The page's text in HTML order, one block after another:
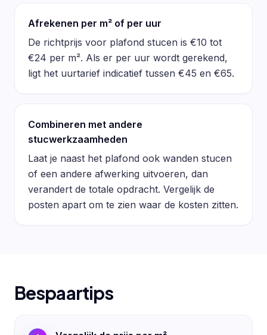
Afrekenen per m² of per uur
De richtprijs voor plafond stucen is €10 tot
€24 per m². Als er per uur wordt gerekend,
ligt het uurtarief indicatief tussen €45 en €65.
Combineren met andere
stucwerkzaamheden
Laat je naast het plafond ook wanden stucen
of een andere afwerking uitvoeren, dan
verandert de totale opdracht. Vergelijk de
posten apart om te zien waar de kosten zitten.
Bespaartips